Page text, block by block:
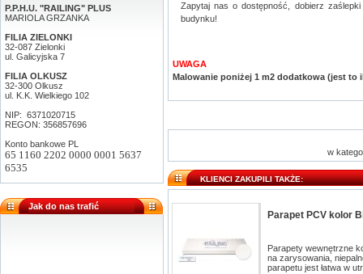
P.P.H.U. "RAILING" PLUS
MARIOLA GRZANKA
FILIA ZIELONKI
32-087 Zielonki
ul. Galicyjska 7
FILIA OLKUSZ
32-300 Olkusz
ul. K.K. Wielkiego 102
NIP: 6371020715
REGON: 356857696
Konto bankowe PL
65 1160 2202 0000 0001 5637
6535
Jak do nas trafić
Zapytaj nas o dostępność, dobierz
budynku!
UWAGA
Malowanie poniżej 1 m2 dodatkowa (jest to
w
KLIENCI ZAKUPILI TAKŻE:
Parapet PCV kolor
Parapety wewnętrzne
na zarysowania,
parapetu jest łatwa w